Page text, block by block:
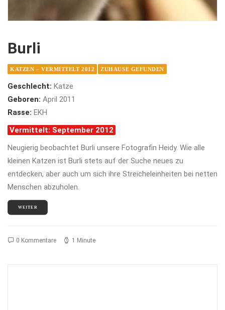
Burli
KATZEN – VERMITTELT 2012 ZUHAUSE GEFUNDEN
Geschlecht: Katze
Geboren: April 2011
Rasse: EKH
Vermittelt: September 2012
Neugierig beobachtet Burli unsere Fotografin Heidy. Wie alle
kleinen Katzen ist Burli stets auf der Suche neues zu
entdecken, aber auch um sich ihre Streicheleinheiten bei netten
Menschen abzuholen.
WEITER
0 Kommentare 1 Minute